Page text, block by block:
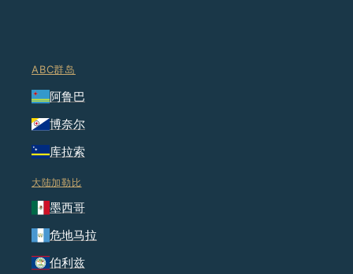
ABC群岛
阿鲁巴
博奈尔
库拉索
大陆加勒比
墨西哥
危地马拉
伯利兹